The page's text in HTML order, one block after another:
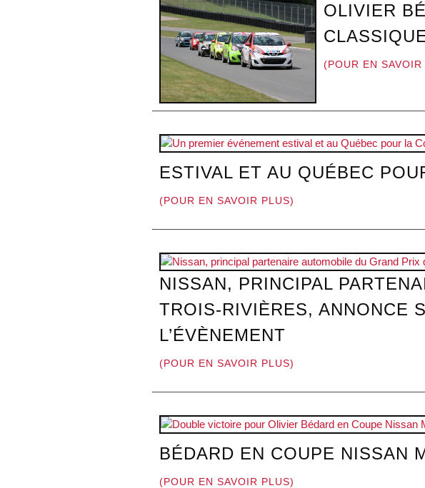
OLIVIER
(POUR EN SAVOIR
ESTIVAL ET AU QUÉBEC
(POUR EN SAVOIR PLUS)
NISSAN, PRINCIPAL
TROIS-RIVIÈRES, ANNONCE
L’ÉVÈNEMENT
(POUR EN SAVOIR PLUS)
BÉDARD EN COUPE NISSAN
(POUR EN SAVOIR PLUS)